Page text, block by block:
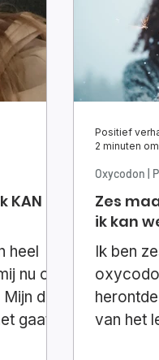
KAN
heel
nu om
doel
gaat
Zes
ik kan
Ik ben
van het
Oxycodon |
Positief
2 minuten